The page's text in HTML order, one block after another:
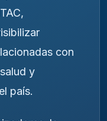
con
y
país.